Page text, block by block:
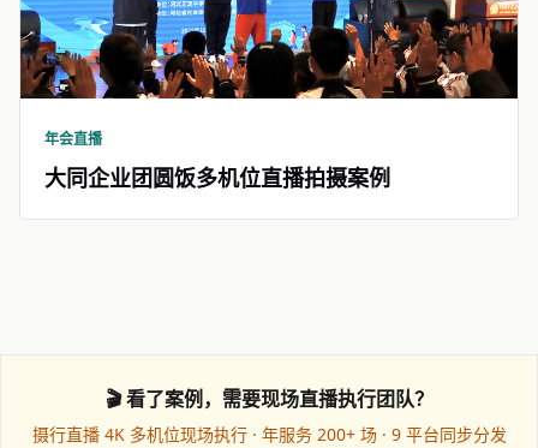
年会直播
大同企业团圆饭多机位直播拍摄案例
🎬 看了案例，需要现场直播执行团队？
摄行直播 4K 多机位现场执行 · 年服务 200+ 场 · 9 平台同步分发